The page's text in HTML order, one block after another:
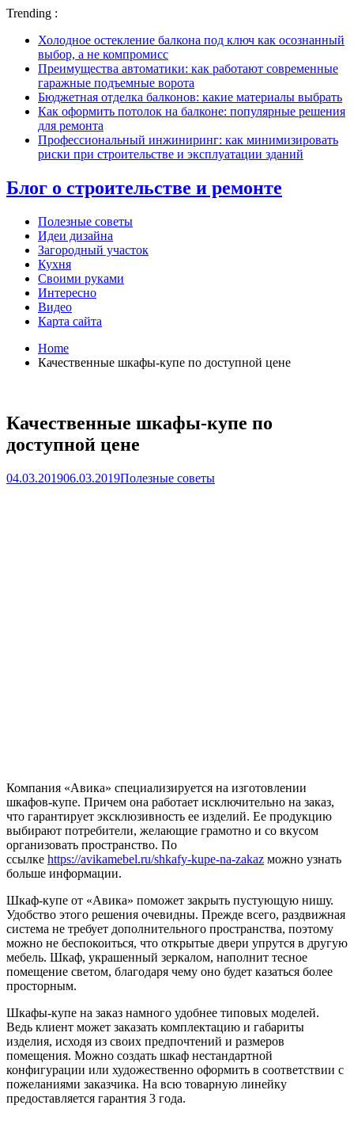
Trending :
Холодное остекление балкона под ключ как осознанный
выбор, а не компромисс
Преимущества автоматики: как работают современные
гаражные подъемные ворота
Бюджетная отделка балконов: какие материалы выбрать
Как оформить потолок на балконе: популярные решения
для ремонта
Профессиональный инжиниринг: как минимизировать
риски при строительстве и эксплуатации зданий
Блог о строительстве и ремонте
Полезные советы
Идеи дизайна
Загородный участок
Кухня
Своими руками
Интересно
Видео
Карта сайта
Home
Качественные шкафы-купе по доступной цене
Качественные шкафы-купе по
доступной цене
04.03.201906.03.2019Полезные советы
Компания «Авика» специализируется на изготовлении
шкафов-купе. Причем она работает исключительно на заказ,
что гарантирует эксклюзивность ее изделий. Ее продукцию
выбирают потребители, желающие грамотно и со вкусом
организовать пространство. По
ссылке https://avikamebel.ru/shkafy-kupe-na-zakaz можно узнать
больше информации.
Шкаф-купе от «Авика» поможет закрыть пустующую нишу.
Удобство этого решения очевидны. Прежде всего, раздвижная
система не требует дополнительного пространства, поэтому
можно не беспокоиться, что открытые двери упрутся в другую
мебель. Шкаф, украшенный зеркалом, наполнит тесное
помещение светом, благодаря чему оно будет казаться более
просторным.
Шкафы-купе на заказ намного удобнее типовых моделей.
Ведь клиент может заказать комплектацию и габариты
изделия, исходя из своих предпочтений и размеров
помещения. Можно создать шкаф нестандартной
конфигурации или художественно оформить в соответствии с
пожеланиями заказчика. На всю товарную линейку
предоставляется гарантия 3 года.